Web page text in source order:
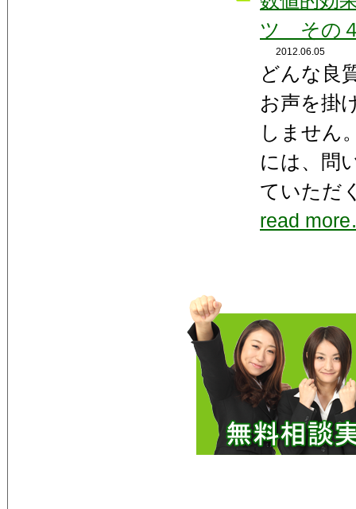
ツ その
2012.06.05
どんな良
お声を掛
しません
には、問
ていただ
read